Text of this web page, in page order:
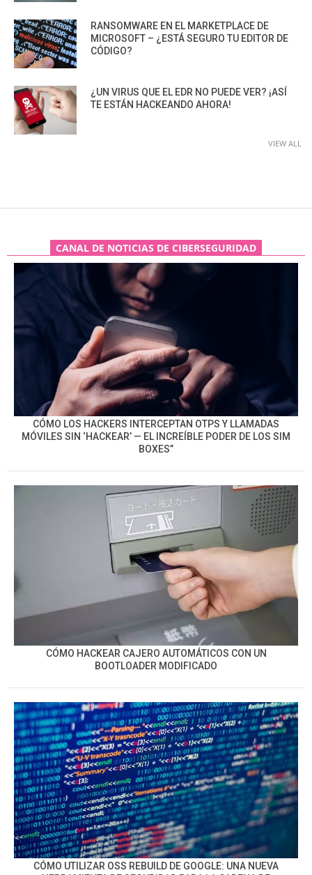
RANSOMWARE EN EL MARKETPLACE DE
MICROSOFT – ¿ESTÁ SEGURO TU EDITOR DE
CÓDIGO?
¿UN VIRUS QUE EL EDR NO PUEDE VER? ¡ASÍ
TE ESTÁN HACKEANDO AHORA!
VIEW ALL
CANAL DE NOTICIAS DE CIBERSEGURIDAD
CÓMO LOS HACKERS INTERCEPTAN OTPS Y LLAMADAS
MÓVILES SIN ‘HACKEAR’ — EL INCREÍBLE PODER DE LOS SIM
BOXES”
CÓMO HACKEAR CAJERO AUTOMÁTICOS CON UN
BOOTLOADER MODIFICADO
CÓMO UTILIZAR OSS REBUILD DE GOOGLE: UNA NUEVA